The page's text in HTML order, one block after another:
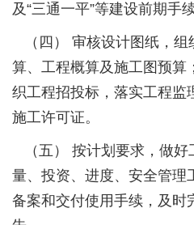
及“三通一平”等建设前期手续
（四） 审核设计图纸，组
算、工程概算及施工图预算
织工程招投标，落实工程监
施工许可证。
（五） 按计划要求，做好
量、投资、进度、安全管理
备案和交付使用手续，及时